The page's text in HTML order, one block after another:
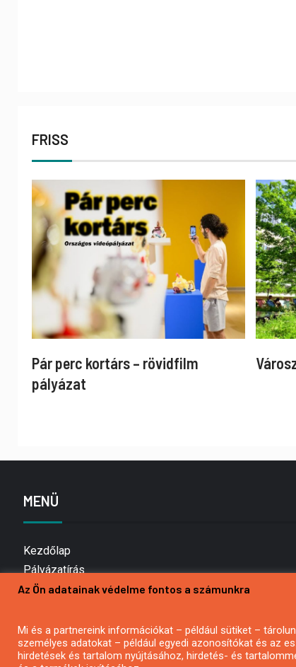
FRISS
Pár perc kortárs – rövidfilm
pályázat
MENÜ
Kezdőlap
Pályázatírás
Bemutatkozás
Hírlevél feliratkozás
Impresszum
Az Ön adatainak védelme fontos a számunkra
Mi és a partnereink információkat – például sütiket –
személyes adatokat – például egyedi azonosítókat és az
hirdetések és tartalom nyújtásához, hirdetés- és